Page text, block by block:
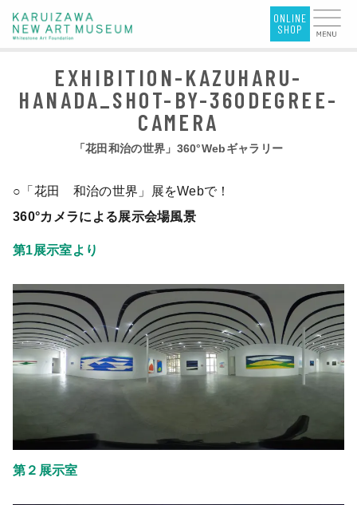
「花田和治の世界」360°Webギャラリー
○「花田 和治の世界」展をWebで！
360°カメラによる展示会場風景
第1展示室より
第２展示室